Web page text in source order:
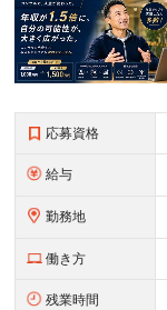
応募資格
給与
勤務地
働き方
残業時間